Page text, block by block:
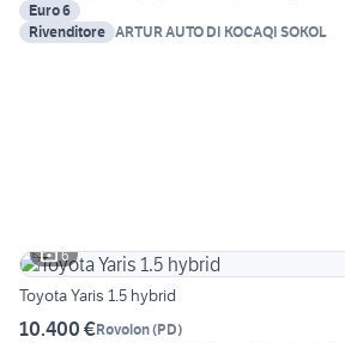
Euro 6
Rivenditore ARTUR AUTO DI KOCAQI SOKOL
6
Toyota Yaris 1.5 hybrid
10.400 €Rovolon(PD)